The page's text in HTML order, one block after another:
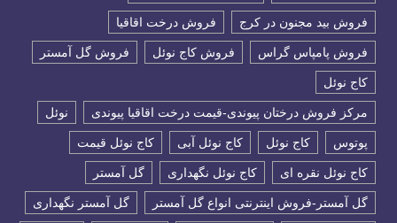
فروش بید مجنون در کرج فروش درخت اقاقیا
فروش پامپاس گراس فروش کاج نوئل فروش گل آمستر
كاج نوئل
مرکز فروش درختان پیوندی-قیمت درخت اقاقیا پیوندی نوئل
پوتوس کاج نوئل کاج نوئل آبی کاج نوئل قیمت
کاج نوئل نقره ای کاج نوئل نگهداری گل آمستر
گل آمستر-فروش اینترنتی انواع گل آمستر گل آمستر نگهداری